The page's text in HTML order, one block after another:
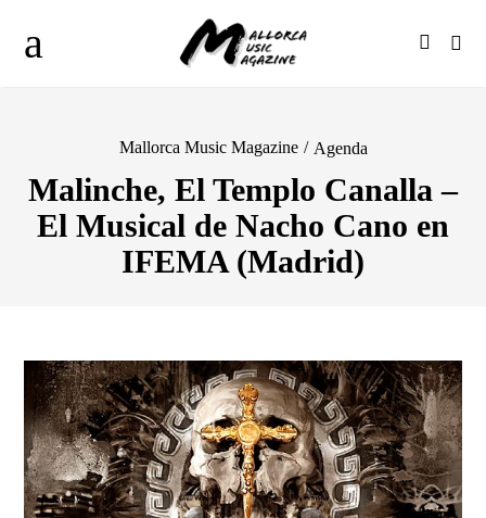
Mallorca Music Magazine / Agenda
Malinche, El Templo Canalla –
El Musical de Nacho Cano en
IFEMA (Madrid)